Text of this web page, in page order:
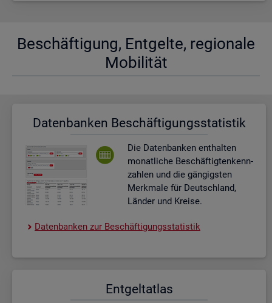
Be­schäf­ti­gung, Ent­gel­te, re­gio­na­le
Mo­bi­li­tät
Da­ten­ban­ken Be­schäf­ti­gungs­sta­tis­tik
Die Da­ten­ban­ken ent­hal­ten
mo­nat­li­che Be­schäf­tig­ten­kenn­
zah­len und die gän­gigs­ten
Merk­ma­le für Deutsch­land,
Län­der und Krei­se.
Da­ten­ban­ken zur Be­schäf­ti­gungs­sta­tis­tik
Ent­gel­t­at­las